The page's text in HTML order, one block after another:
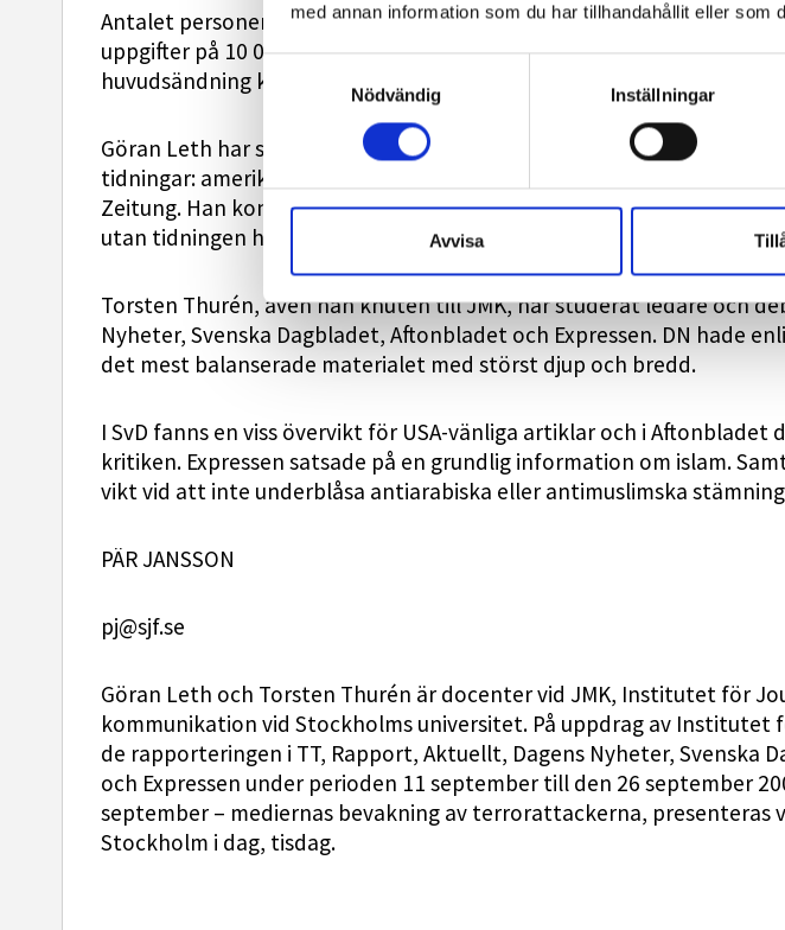
med annan information som du har tillhandahållit eller
Nödvändig
Inställningar
Avvisa
Antalet personer som omkommit överskattades kraftigt
uppgifter på 10 000 döda. SVT hade den högsta siffran av alla på
huvudsändning klockan 21 den 12 september nämndes siffran 20 000.
Göran Leth har som jämförelsematerial även studerat tre
tidningar: amerikanska New York Times, franska Le Monde och
Zeitung. Han konstaterar att New York Times aldrig uppgav att
utan tidningen höll sig kritisk till uppgifterna och sysslade med
Torsten Thurén, även han knuten till JMK, har studerat ledare och
Nyheter, Svenska Dagbladet, Aftonbladet och Expressen. DN hade
det mest balanserade materialet med störst djup och bredd.
I SvD fanns en viss övervikt för USA-vänliga artiklar och i Aftonbladet
kritiken. Expressen satsade på en grundlig information om islam.
vikt vid att inte underblåsa antiarabiska eller antimuslimska
PÄR JANSSON
pj@sjf.se
Göran Leth och Torsten Thurén är docenter vid JMK, Institutet för
kommunikation vid Stockholms universitet. På uppdrag av Institutet
de rapporteringen i TT, Rapport, Aktuellt, Dagens Nyheter, Svenska
och Expressen under perioden 11 september till den 26 september
september – mediernas bevakning av terrorattackerna, presenteras
Stockholm i dag, tisdag.